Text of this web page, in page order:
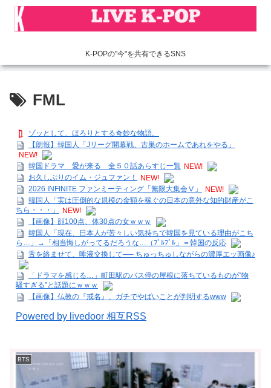
K-POPの"今"を共有できるSNS
FML
ゾッとして、ほろりとする奇妙な物語。
【朗報】韓国人「Jリーグ開幕戦、古巣のホームであれをやる」
NEW!
韓国ドラマ 愛が来る 全５０話あらすじ一覧 NEW!
お久しぶりのイム・ジュファン！
NEW!
2026 INFINITE ファンミーティング「無限大集会Ⅴ」
NEW!
韓国人「実は圧倒的な規模の金額を稼ぐの日本の意外な知的財産がこ
ちら・・・」
NEW!
【画像】顔100点、体30点の女ｗｗｗ
韓国人「現在、日本人が苦々しい気持ちで韓国を見ている理由がこち
ら…」→「相当悔しがってるだろうな…（ﾌﾞﾙﾌﾞﾙ」＝韓国の反応
舌を絡ませて、唾液交換して── ちゅっちゅしながらの濃厚エッ画像♪
「ドラマを感じる…」町田駅のバス停の屋根に落ちているものが“物
騒すぎる”と話題にｗｗｗ
【画像】仏教の『戒名』、ガチでやばいことが判明するwww
Powered by livedoor 相互RSS
BTS